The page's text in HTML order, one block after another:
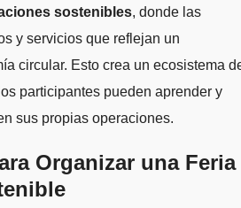
sostenibles, donde las
y servicios que reflejan un
circular. Esto crea un ecosistema
participantes pueden aprender y
sus propias operaciones.
Organizar una Feria